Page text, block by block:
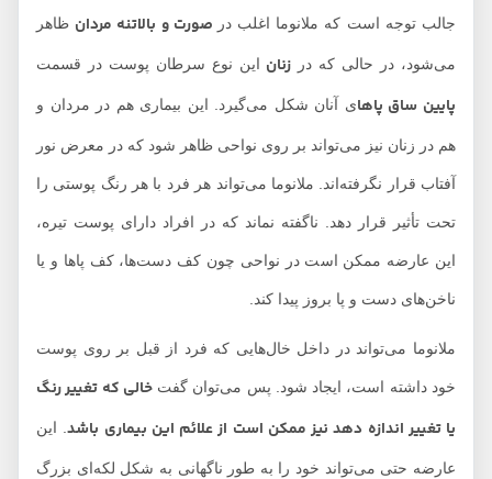
جالب توجه است که ملانوما اغلب درصورت و بالاتنه مردانظاهر
می‌شود، در حالی که درزنان این نوع سرطان پوست در قسمت
پایین ساق پاهای آنان شکل می‌گیرد. این بیماری هم در مردان و
هم در زنان نیز می‌تواند بر روی نواحی ظاهر شود که در معرض نور
آفتاب قرار نگرفته‌اند. ملانوما می‌تواند هر فرد با هر رنگ پوستی را
تحت تأثیر قرار دهد. ناگفته نماند که در افراد دارای پوست تیره،
این عارضه ممکن است در نواحی چون کف دست‌ها، کف پاها و یا
ناخن‌های دست و پا بروز پیدا ‌کند.
ملانوما می‌تواند در داخل خال‌هایی که فرد از قبل بر روی پوست
خود داشته است، ایجاد ‌شود. پس می‌توان گفتخالی که تغییر رنگ
یا تغییر اندازه دهد نیز ممکن است از علائم این بیماری باشد . این
عارضه حتی می‌تواند خود را به طور ناگهانی به شکل لکه‌ای بزرگ